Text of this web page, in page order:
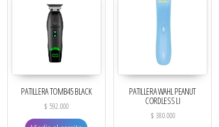
PATILLERA TOMB45 BLACK
$ 592.000
PATILLERA WAHL PEANUT
CORDLESS LI
$ 380.000